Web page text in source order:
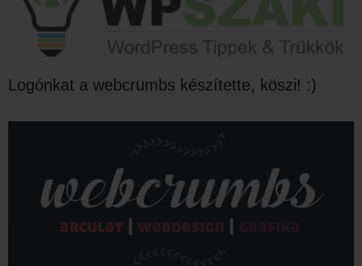
Logónkat a webcrumbs készítette, köszi! :)